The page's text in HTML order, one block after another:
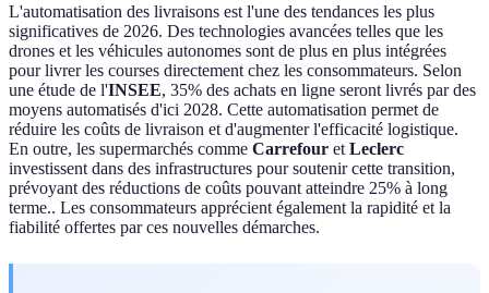
L'automatisation des livraisons est l'une des tendances les plus
significatives de 2026. Des technologies avancées telles que les
drones et les véhicules autonomes sont de plus en plus intégrées
pour livrer les courses directement chez les consommateurs. Selon
une étude de l'INSEE, 35% des achats en ligne seront livrés par des
moyens automatisés d'ici 2028. Cette automatisation permet de
réduire les coûts de livraison et d'augmenter l'efficacité logistique.
En outre, les supermarchés comme Carrefour et Leclerc
investissent dans des infrastructures pour soutenir cette transition,
prévoyant des réductions de coûts pouvant atteindre 25% à long
terme.. Les consommateurs apprécient également la rapidité et la
fiabilité offertes par ces nouvelles démarches.